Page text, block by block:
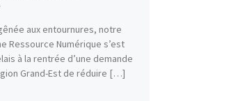
aux entournures, notre
Ressource Numérique s’est
à la rentrée d’une demande
Grand-Est de réduire […]